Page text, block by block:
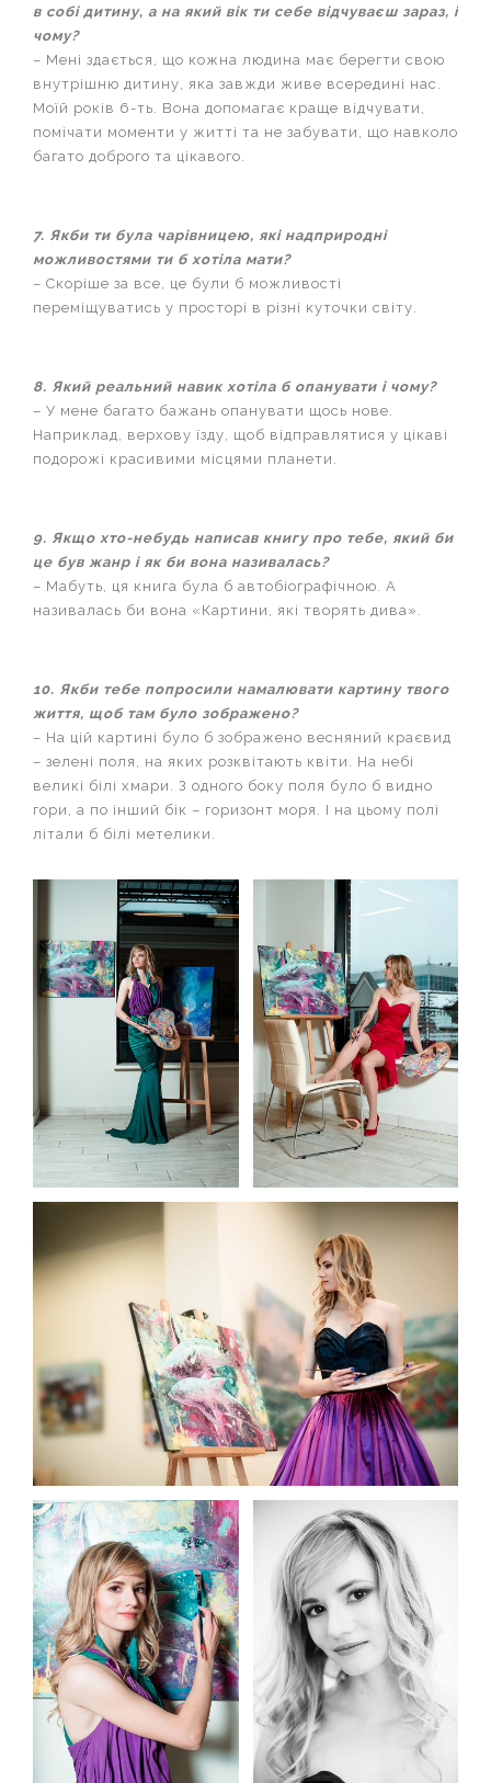
в собі дитину, а на який вік ти себе відчуваєш зараз, і
чому?
– Мені здається, що кожна людина має берегти свою
внутрішню дитину, яка завжди живе всередині нас.
Моїй років 6-ть. Вона допомагає краще відчувати,
помічати моменти у житті та не забувати, що навколо
багато доброго та цікавого.
7. Якби ти була чарівницею, які надприродні
можливостями ти б хотіла мати?
– Скоріше за все, це були б можливості
переміщуватись у просторі в різні куточки світу.
8. Який реальний навик хотіла б опанувати і чому?
– У мене багато бажань опанувати щось нове.
Наприклад, верхову їзду, щоб відправлятися у цікаві
подорожі красивими місцями планети.
9. Якщо хто-небудь написав книгу про тебе, який би
це був жанр і як би вона називалась?
– Мабуть, ця книга була б автобіографічною. А
називалась би вона «Картини, які творять дива».
10. Якби тебе попросили намалювати картину твого
життя, щоб там було зображено?
– На цій картині було б зображено весняний краєвид
– зелені поля, на яких розквітають квіти. На небі
великі білі хмари. З одного боку поля було б видно
гори, а по інший бік – горизонт моря. І на цьому полі
літали б білі метелики.